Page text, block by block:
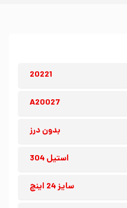
20221
A20027
بدون درز
استیل 304
سایز 24 اینچ